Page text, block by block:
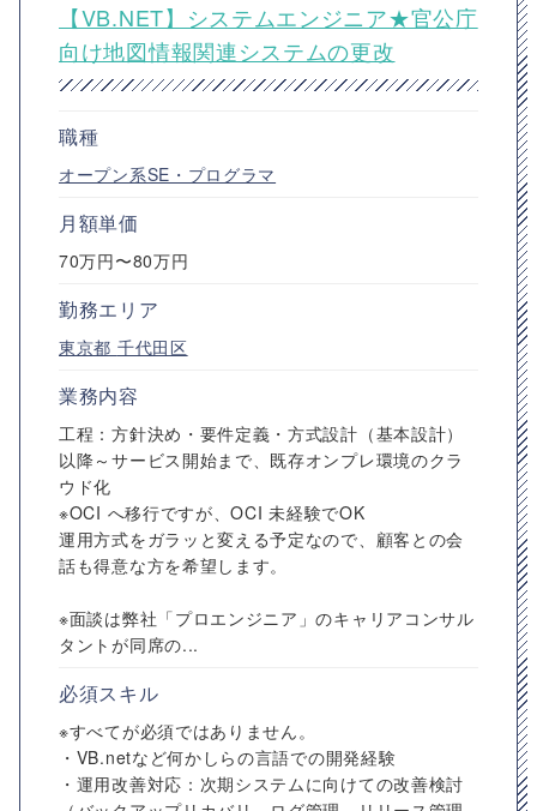
【VB.NET】システムエンジニア★官公庁
向け地図情報関連システムの更改
職種
オープン系SE・プログラマ
月額単価
70万円〜80万円
勤務エリア
東京都 千代田区
業務内容
工程：方針決め・要件定義・方式設計（基本設計）
以降～サービス開始まで、既存オンプレ環境のクラ
ウド化
※OCI へ移行ですが、OCI 未経験でOK
運用方式をガラッと変える予定なので、顧客との会
話も得意な方を希望します。
※面談は弊社「プロエンジニア」のキャリアコンサル
タントが同席の...
必須スキル
※すべてが必須ではありません。
・VB.netなど何かしらの言語での開発経験
・運用改善対応：次期システムに向けての改善検討